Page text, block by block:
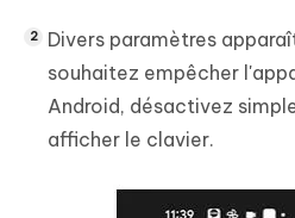
Divers paramètres
souhaitez empêcher
Android, désactivez
afficher le clavier.